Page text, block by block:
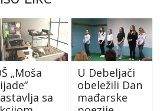
„Moša
sa
U Debeljači
obeležili Dan
mađarske